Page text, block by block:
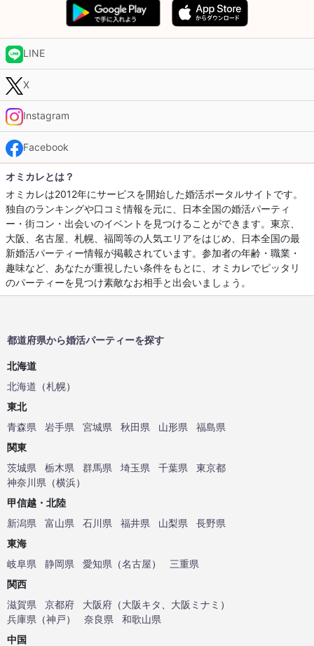
LINE
X
Instagram
Facebook
オミカレとは？
オミカレは2012年にサービスを開始した婚活ポータルサイトです。
独自のランキングや口コミ情報を元に、日本全国の婚活パーティ
ー・街コン・出会いのイベントを見つけることができます。東京、
大阪、名古屋、札幌、福岡等の人気エリアをはじめ、日本全国の最
新婚活パーティー情報が掲載されています。参加者の年齢・職業・
趣味など、あなたが重視したい条件をもとに、オミカレでピッタリ
のパーティーを見つけ素敵なお相手と出会いましょう。
都道府県から婚活パーティーを探す
北海道
北海道 （札幌）
東北
青森県
岩手県 宮城県 秋田県 山形県
福島県
関東
茨城県
栃木県 群馬県 埼玉県 千葉県
東京都
神奈川県 （横浜）
甲信越・北陸
新潟県
富山県 石川県 福井県 山梨県
長野県
東海
岐阜県
静岡県 愛知県 （名古屋）
三重県
関西
滋賀県
京都府 大阪府 （大阪キタ 大阪ミナミ ）
兵庫県 （神戸） 奈良県
和歌山県
中国